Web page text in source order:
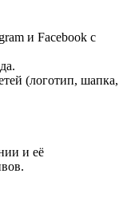
и Facebook с
(логотип, шапка,
и её